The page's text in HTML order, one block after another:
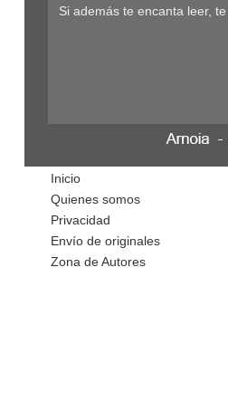
Si además te encanta leer,
Inicio
Quienes somos
Privacidad
Envío de originales
Zona de Autores